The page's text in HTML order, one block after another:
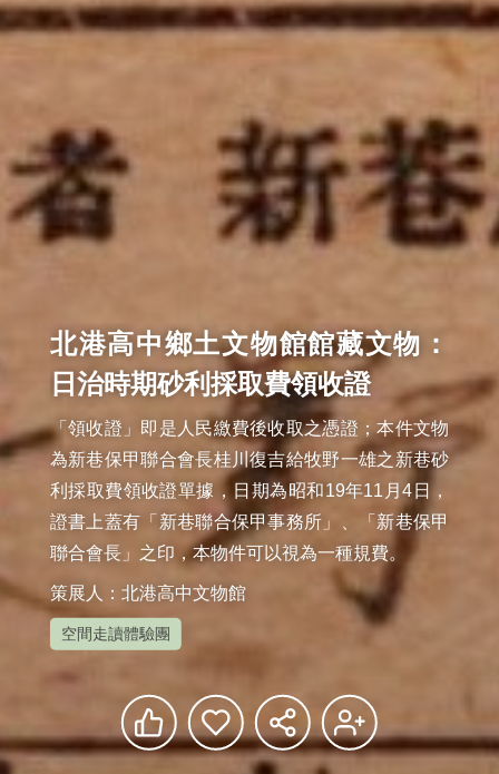
北港高中鄉土文物館館藏文物：
日治時期砂利採取費領收證
「領收證」即是人民繳費後收取之憑證；本件文物
為新巷保甲聯合會長桂川復吉給牧野一雄之新巷砂
利採取費領收證單據，日期為昭和19年11月4日，
證書上蓋有「新巷聯合保甲事務所」、「新巷保甲
聯合會長」之印，本物件可以視為一種規費。
策展人：北港高中文物館
空間走讀體驗團